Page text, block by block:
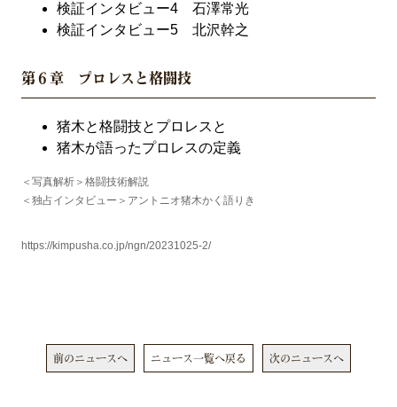
検証インタビュー4 石澤常光
検証インタビュー5 北沢幹之
第６章 プロレスと格闘技
猪木と格闘技とプロレスと
猪木が語ったプロレスの定義
＜写真解析＞格闘技術解説
＜独占インタビュー＞アントニオ猪木かく語りき
https://kimpusha.co.jp/ngn/20231025-2/
前のニュースへ ニュース一覧へ戻る 次のニュースへ